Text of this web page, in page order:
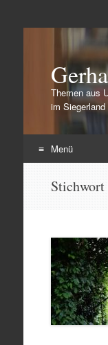
Themen aus
im Siegerland
Menü